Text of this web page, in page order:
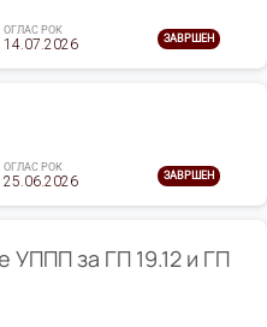
ОГЛАС РОК
14.07.2026 ЗАВРШЕН
ОГЛАС РОК
25.06.2026 ЗАВРШЕН
УППП за ГП 19.12 и ГП